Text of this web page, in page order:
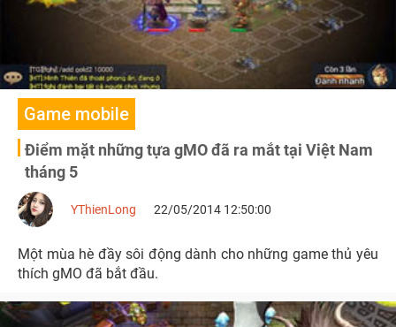
Game mobile
Điểm mặt những tựa gMO đã ra mắt tại Việt Nam
tháng 5
YThienLong 22/05/2014 12:50:00
Một mùa hè đầy sôi động dành cho những game thủ yêu
thích gMO đã bắt đầu.